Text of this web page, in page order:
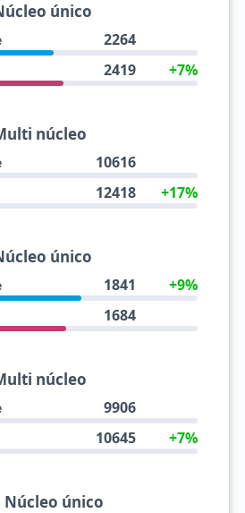
único
2264
2419 +7%
núcleo
10616
12418 +17%
único
1841 +9%
1684
núcleo
9906
10645 +7%
Núcleo único